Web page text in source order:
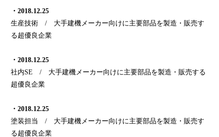
・2018.12.25
生産技術 / 大手建機メーカー向けに主要部品を製造・販売す
る超優良企業
・2018.12.25
社内SE / 大手建機メーカー向けに主要部品を製造・販売する
超優良企業
・2018.12.25
塗装担当 / 大手建機メーカー向けに主要部品を製造・販売す
る超優良企業